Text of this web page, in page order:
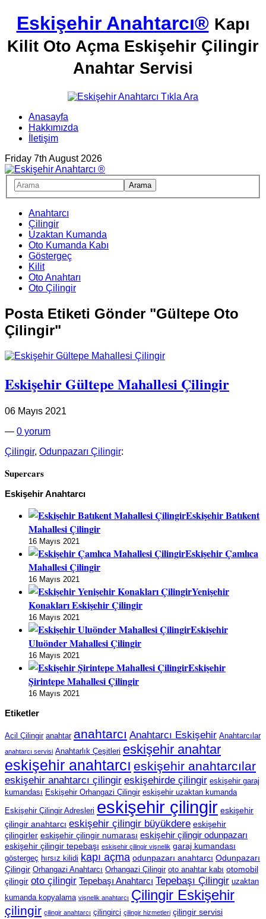
Eskişehir Anahtarcı® Kapı
Kilit Oto Açma Eskişehir Çilingir
Anahtar Servisi
Anasayfa
Hakkımızda
İletişim
Friday 7th August 2026
Anahtarcı
Çilingir
Uzaktan Kumanda
Oto Kumanda Kabı
Göstergeç
Kilit
Oto Anahtarı
Oto Çilingir
Posta Etiketi Gönder "Gültepe Oto
Çilingir"
Eskişehir Gültepe Mahallesi Çilingir
06 Mayıs 2021
— 0 yorum
Çilingir, Odunpazarı Çilingir:
Supercars
Eskişehir Anahtarcı
Eskişehir Batıkent
Mahallesi Çilingir
16 Mayıs 2021
Eskişehir Çamlıca
Mahallesi Çilingir
16 Mayıs 2021
Yenişehir
Konakları Eskişehir Çilingir
16 Mayıs 2021
Eskişehir
Uluönder Mahallesi Çilingir
16 Mayıs 2021
Eskişehir
Şirintepe Mahallesi Çilingir
16 Mayıs 2021
Etiketler
Acil Çilingir anahtar anahtarcı Anahtarcı Eskişehir Anahtarcılar
anahtarcı servisi Anahtarlık Çeşitleri eskişehir anahtar
eskişehir anahtarcı eskişehir anahtarcılar
eskişehir anahtarcı çilingir eskişehirde çilingir eskişehir garaj
kumandası Eskişehir Orhangazi Çilingir eskişehir uzaktan kumanda
Eskişehir Çilingir Adresleri eskişehir çilingir eskişehir
çilingir anahtarcı eskişehir çilingir büyükdere eskişehir
çilingirler eskişehir çilingir numarası eskişehir çilingir odunpazarı
eskişehir çilingir tepebaşı eskişehir çilingir vişnelik garaj kumandası
göstergeç hırsız kilidi kapı açma odunpazarı anahtarcı Odunpazarı
Çilingir Orhangazi Anahtarcı Orhangazi Çilingir oto anahtar kabı otomobil
çilingir oto çilingir Tepebaşı Anahtarcı Tepebaşı Çilingir uzaktan
kumanda kopyalama vişnelik anahtarcı Çilingir Eskişehir
çilingir çilingir anahtarcı çilingirci çilingir hizmetleri çilingir servisi